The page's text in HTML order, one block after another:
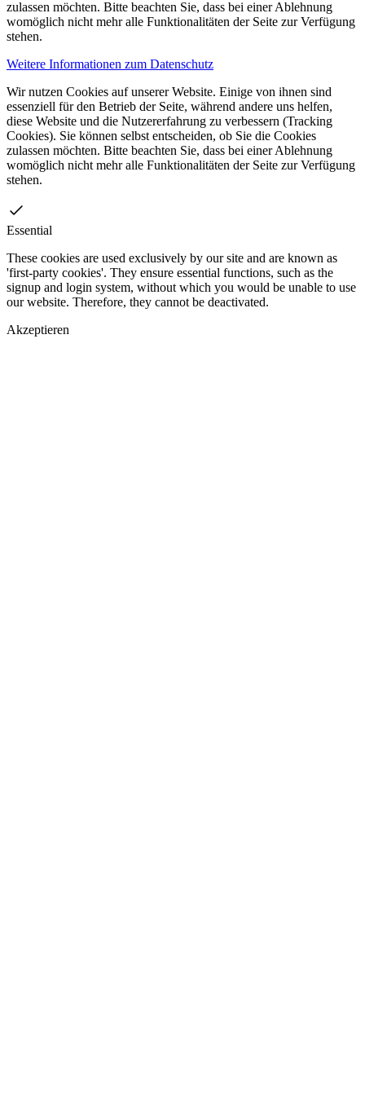
zulassen möchten. Bitte beachten Sie, dass bei einer Ablehnung
womöglich nicht mehr alle Funktionalitäten der Seite zur Verfügung
stehen.
Weitere Informationen zum Datenschutz
Wir nutzen Cookies auf unserer Website. Einige von ihnen sind
essenziell für den Betrieb der Seite, während andere uns helfen,
diese Website und die Nutzererfahrung zu verbessern (Tracking
Cookies). Sie können selbst entscheiden, ob Sie die Cookies
zulassen möchten. Bitte beachten Sie, dass bei einer Ablehnung
womöglich nicht mehr alle Funktionalitäten der Seite zur Verfügung
stehen.
Essential
These cookies are used exclusively by our site and are known as
'first-party cookies'. They ensure essential functions, such as the
signup and login system, without which you would be unable to use
our website. Therefore, they cannot be deactivated.
Akzeptieren